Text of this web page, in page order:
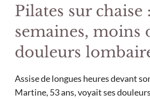
Pilates sur chaise
semaines, moins
douleurs
Assise de longues heures devant
Martine, 53 ans, voyait ses